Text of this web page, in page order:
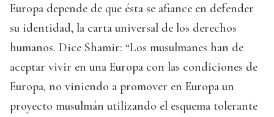
Europa depende de que ésta se afiance en defender
su identidad, la carta universal de los derechos
humanos. Dice Shamir: “Los musulmanes han de
aceptar vivir en una Europa con las condiciones de
Europa, no viniendo a promover en Europa un
proyecto musulmán utilizando el esquema tolerante